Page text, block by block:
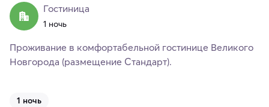
Гостиница
1 ночь
Проживание в комфортабельной гостинице Великого
Новгорода (размещение Стандарт).
1 ночь